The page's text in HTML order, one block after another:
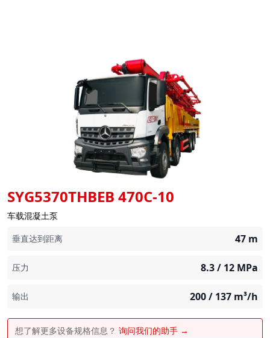
SYG5370THBEB 470C-10
车载混凝土泵
垂直达到距离
47 m
压力 8.3 / 12 MPa
输出 200 / 137 m³/h
想了解更多设备规格信息？ 询问我们的助手 →